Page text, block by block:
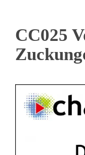
CC025